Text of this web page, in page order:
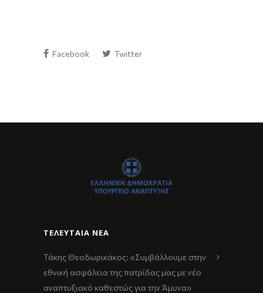
Facebook Twitter
ΤΕΛΕΥΤΑΊΑ ΝΈΑ
Τάκης Θεοδωρικάκος: «Συμβάλλουμε στην
εθνική ασφάλεια της πατρίδας μας με νέο
αναπτυξιακό καθεστώς για την Άμυνα»